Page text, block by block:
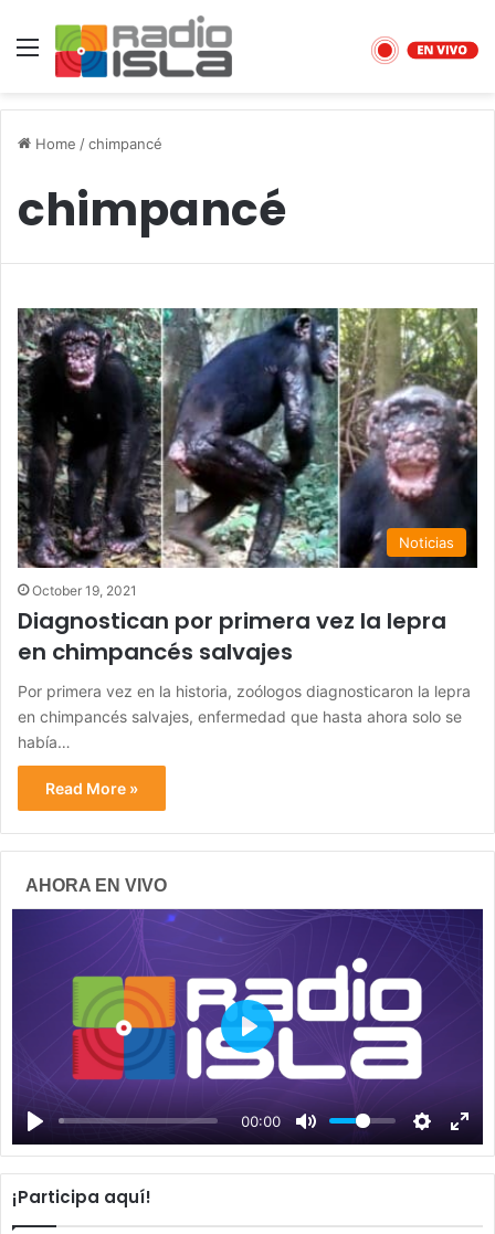
Menu
Home /chimpancé
chimpancé
Noticias
October 19, 2021
Diagnostican por primera vez la lepra
en chimpancés salvajes
Por primera vez en la historia, zoólogos diagnosticaron la lepra
en chimpancés salvajes, enfermedad que hasta ahora solo se
había…
Read More »
AHORA EN VIVO
00:00
P
a
y
¡Participa aquí!